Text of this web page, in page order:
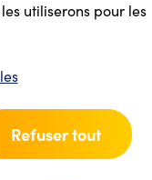
utiliserons pour les
Refuser tout